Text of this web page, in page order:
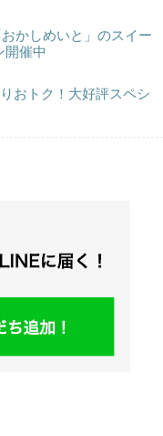
かしめいと」のスイー
開催中
おトク！大好評スペシ